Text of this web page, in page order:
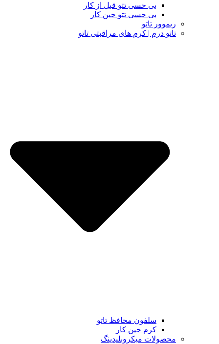
بی حسی تتو قبل از کار
بی حسی تتو حین کار
ریموور تاتو
تاتو درم | کرم های مراقبتی تاتو
سلفون محافظ تاتو
کرم حین کار
محصولات میکروبلیدینگ